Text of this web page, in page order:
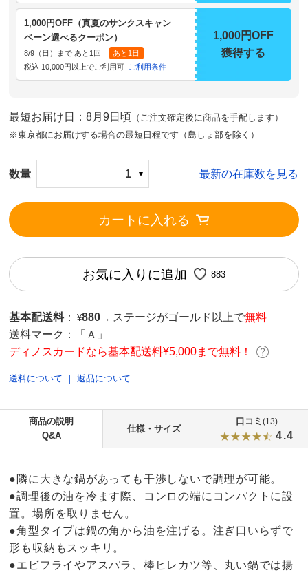
1,000円OFF（真夏のサンクスキャン
ペーン選べるクーポン）
8/9（日）まで あと1回
あと1日
税込 10,000円以上でご利用可
ご利用条件
1,000円OFF
獲得する
最短お届け日：8月9日頃 （ご注文確定後に商品を手配します）
※東京都にお届けする場合の最短日程です（島しょ部を除く）
数量 1 最新の在庫数を見る
カートに入れる
お気に入りに追加 883
基本配送料 ： ¥880 → ステージがゴールド以上で無料
送料マーク：
「Ａ」
ディノスカードなら基本配送料¥5,000まで無料！
送料について ｜返品について
商品の説明
Q&A
仕様・サイズ
口コミ(13)
4.4
●隣に大きな鍋があっても干渉しないで調理が可能。
●調理後の油を冷ます際、コンロの端にコンパクトに設
置。場所を取りません。
●角型タイプは鍋の角から油を注げる。注ぎ口いらずで
形も収納もスッキリ。
●エビフライやアスパラ、棒ヒレカツ等、丸い鍋では揚